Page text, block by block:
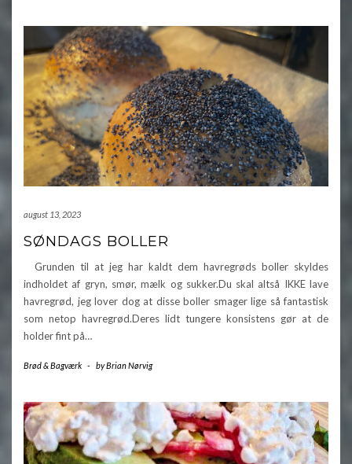
august 13, 2023
SØNDAGS BOLLER
Grunden til at jeg har kaldt dem havregrøds boller skyldes
indholdet af gryn, smør, mælk og sukker.Du skal altså IKKE lave
havregrød, jeg lover dog at disse boller smager lige så fantastisk
som netop havregrød.Deres lidt tungere konsistens gør at de
holder fint på…
Brød & Bagværk - byBrian Nørvig